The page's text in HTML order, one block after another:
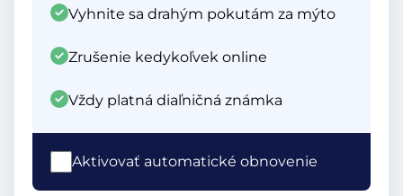
Vyhnite sa drahým pokutám za mýto
Zrušenie kedykoľvek online
Vždy platná diaľničná známka
Aktivovať automatické obnovenie